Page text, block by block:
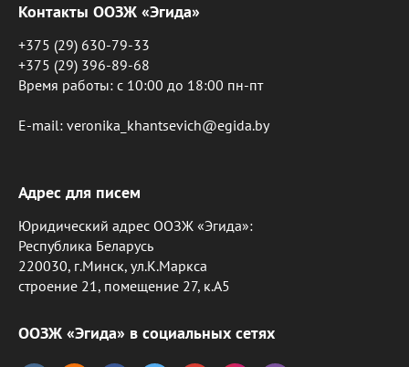
Контакты ООЗЖ «Эгида»
+375 (29) 630-79-33
+375 (29) 396-89-68
Время работы: c 10:00 до 18:00 пн-пт
E-mail: veronika_khantsevich@egida.by
Адрес для писем
Юридический адрес ООЗЖ «Эгида»:
Республика Беларусь
220030, г.Минск, ул.К.Маркса
строение 21, помещение 27, к.А5
ООЗЖ «Эгида» в социальных сетях